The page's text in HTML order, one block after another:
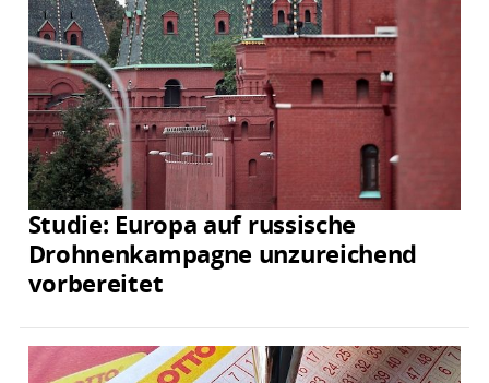
Studie: Europa auf russische
Drohnenkampagne unzureichend
vorbereitet